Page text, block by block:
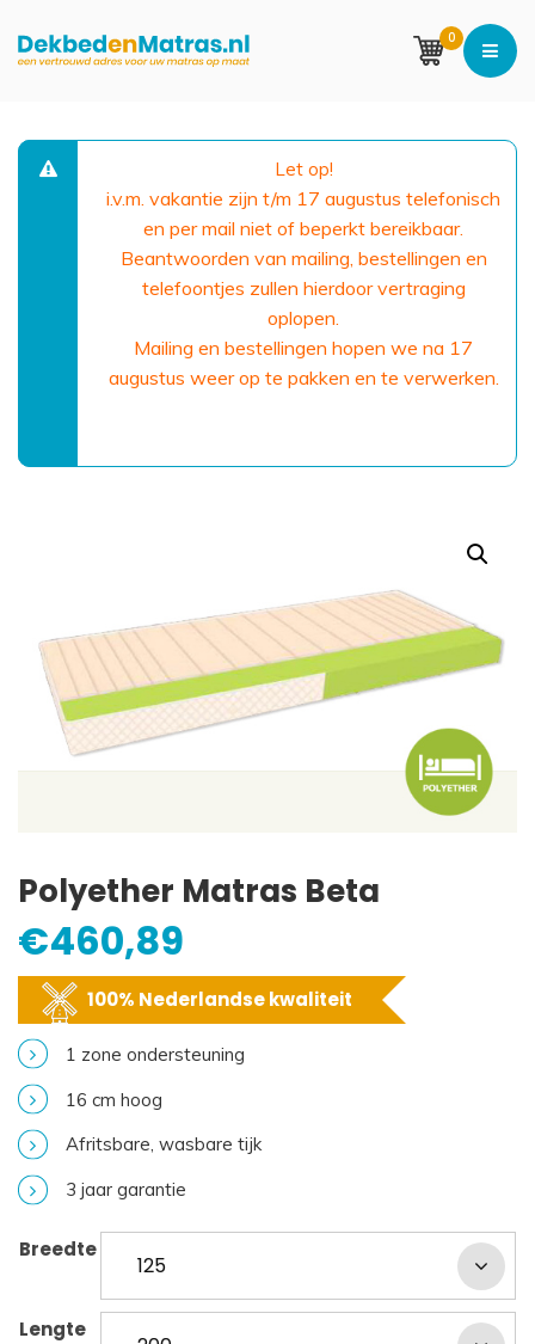
0
Let op!
i.v.m. vakantie zijn t/m 17 augustus telefonisch
en per mail niet of beperkt bereikbaar.
Beantwoorden van mailing, bestellingen en
telefoontjes zullen hierdoor vertraging
oplopen.
Mailing en bestellingen hopen we na 17
augustus weer op te pakken en te verwerken.
Polyether Matras Beta
€460,89
100% Nederlandse kwaliteit
1 zone ondersteuning
16 cm hoog
Afritsbare, wasbare tijk
3 jaar garantie
Breedte
Lengte